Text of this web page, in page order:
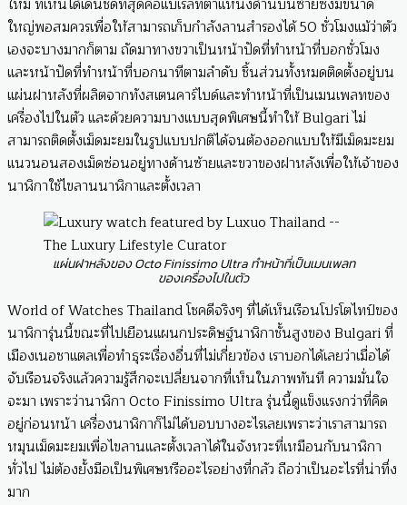
ใหม่ ที่เห็นได้เด่นชัดที่สุดคือแบเรลที่ตำแหน่งด้านบนซ้ายซึ่งมีขนาด
ใหญ่พอสมควรเพื่อให้สามารถเก็บกำลังลานสำรองได้ 50 ชั่วโมงแม้ว่าตัว
เองจะบางมากก็ตาม ถัดมาทางขวาเป็นหน้าปัดที่ทำหน้าที่บอกชั่วโมง
และหน้าปัดที่ทำหน้าที่บอกนาทีตามลำดับ ชิ้นส่วนทั้งหมดติดตั้งอยู่บน
แผ่นฝาหลังที่ผลิตจากทังสเตนคาร์ไบด์และทำหน้าที่เป็นเมนเพลทของ
เครื่องไปในตัว และด้วยความบางแบบสุดพิเศษนี้ทำให้ Bulgari ไม่
สามารถติดตั้งเม็ดมะยมในรูปแบบปกติได้จนต้องออกแบบให้มีเม็ดมะยม
แนวนอนสองเม็ดซ่อนอยู่ทางด้านซ้ายและขวาของฝาหลังเพื่อให้เจ้าของ
นาฬิกาใช้ไขลานนาฬิกาและตั้งเวลา
แผ่นฝาหลังของ Octo Finissimo Ultra ทำหน้าที่เป็นเมนเพลท
ของเครื่องไปในตัว
World of Watches Thailand โชคดีจริงๆ ที่ได้เห็นเรือนโปรโตไทป์ของ
นาฬิการุ่นนี้ขณะที่ไปเยือนแผนกประดิษฐ์นาฬิกาชั้นสูงของ Bulgari ที่
เมืองเนอชาแตลเพื่อทำธุระเรื่องอื่นที่ไม่เกี่ยวข้อง เราบอกได้เลยว่าเมื่อได้
จับเรือนจริงแล้วความรู้สึกจะเปลี่ยนจากที่เห็นในภาพทันที ความมั่นใจ
จะมา เพราะว่านาฬิกา Octo Finissimo Ultra รุ่นนี้ดูแข็งแรงกว่าที่คิด
อยู่ก่อนหน้า เครื่องนาฬิกาก็ไม่ได้บอบบางอะไรเลยเพราะว่าเราสามารถ
หมุนเม็ดมะยมเพื่อไขลานและตั้งเวลาได้ในจังหวะที่เหมือนกับนาฬิกา
ทั่วไป ไม่ต้องยั้งมือเป็นพิเศษหรืออะไรอย่างที่กลัว ถือว่าเป็นอะไรที่น่าทึ่ง
มาก